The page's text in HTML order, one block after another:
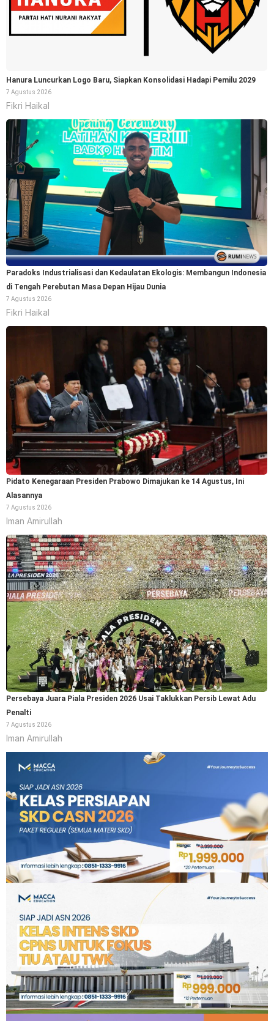
Hanura Luncurkan Logo Baru, Siapkan Konsolidasi Hadapi Pemilu 2029
7 Agustus 2026
Fikri Haikal
Paradoks Industrialisasi dan Kedaulatan Ekologis: Membangun Indonesia
di Tengah Perebutan Masa Depan Hijau Dunia
7 Agustus 2026
Fikri Haikal
Pidato Kenegaraan Presiden Prabowo Dimajukan ke 14 Agustus, Ini
Alasannya
7 Agustus 2026
Iman Amirullah
Persebaya Juara Piala Presiden 2026 Usai Taklukkan Persib Lewat Adu
Penalti
7 Agustus 2026
Iman Amirullah